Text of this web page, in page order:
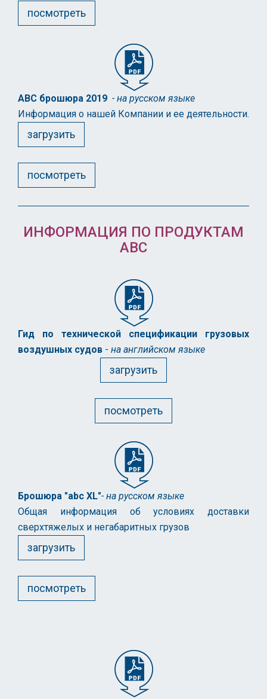
посмотреть
АВС брошюра 2019 - на русском языке
Информация о нашей Компании и ее деятельности.
загрузить
посмотреть
ИНФОРМАЦИЯ ПО ПРОДУКТАМ
АВС
Гид по технической спецификации грузовых
воздушных судов - на английском языке
загрузить
посмотреть
Брошюра "abc XL"- на русском языке
Общая информация об условиях доставки
сверхтяжелых и негабаритных грузов
загрузить
посмотреть